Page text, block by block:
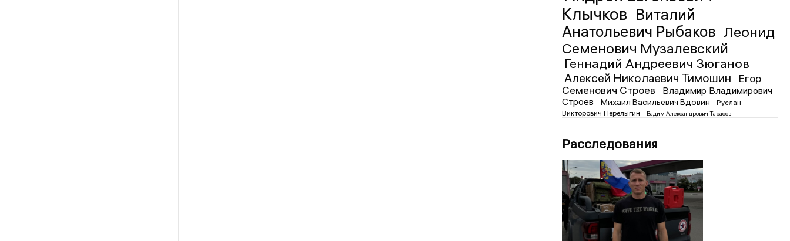
Клычков Виталий
Анатольевич Рыбаков Леонид
Семенович Музалевский
Геннадий Андреевич Зюганов
Алексей Николаевич Тимошин
Егор
Семенович Строев
Владимир Владимирович
Строев
Михаил Васильевич Вдовин
Руслан
Викторович Перелыгин
Вадим Александрович Тарасов
Расследования